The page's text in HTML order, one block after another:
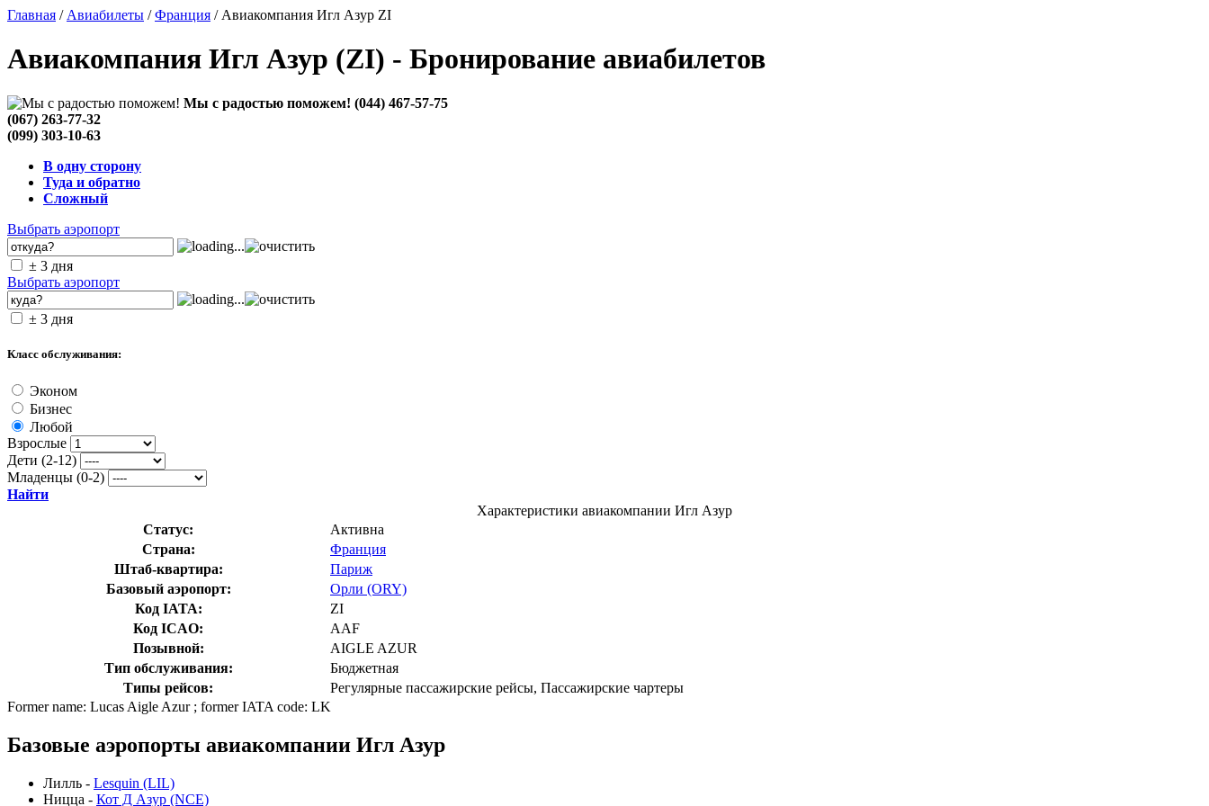
Главная / Авиабилеты /Франция / Авиакомпания Игл Азур ZI
Авиакомпания Игл Азур (ZI) - Бронирование авиабилетов
Мы с радостью поможем! (044) 467-57-75
(067) 263-77-32
(099) 303-10-63
В одну сторону
Туда и обратно
Сложный
Выбрать аэропорт
± 3 дня
Выбрать аэропорт
± 3 дня
Класс обслуживания:
Эконом
Бизнес
Любой
Взрослые
Дети (2-12)
Младенцы (0-2)
Найти
Характеристики авиакомпании Игл Азур
Статус:
Активна
Страна:
Франция
Штаб-квартира:
Париж
Базовый аэропорт:
Орли (ORY)
Код IATA:
ZI
Код ICAO:
AAF
Позывной:
AIGLE AZUR
Тип обслуживания:
Бюджетная
Типы рейсов:
Регулярные пассажирские рейсы, Пассажирские чартеры
Former name: Lucas Aigle Azur ; former IATA code: LK
Базовые аэропорты авиакомпании Игл Азур
Лилль - Lesquin (LIL)
Ницца - Кот Д Азур (NCE)